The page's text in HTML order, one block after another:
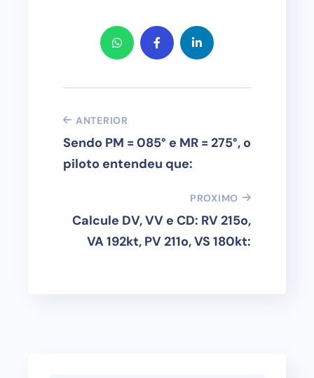
ANTERIOR
Sendo PM = 085° e MR = 275°, o
piloto entendeu que:
PROXIMO
Calcule DV, VV e CD: RV 215o,
VA 192kt, PV 211o, VS 180kt: